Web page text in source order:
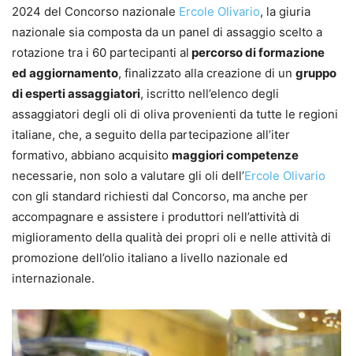
2024 del Concorso nazionale Ercole Olivario, la giuria
nazionale sia composta da un panel di assaggio scelto a
rotazione tra i 60 partecipanti al percorso di formazione
ed aggiornamento, finalizzato alla creazione di un gruppo
di esperti assaggiatori, iscritto nell’elenco degli
assaggiatori degli oli di oliva provenienti da tutte le regioni
italiane, che, a seguito della partecipazione all’iter
formativo, abbiano acquisito maggiori competenze
necessarie, non solo a valutare gli oli dell’Ercole Olivario
con gli standard richiesti dal Concorso, ma anche per
accompagnare e assistere i produttori nell’attività di
miglioramento della qualità dei propri oli e nelle attività di
promozione dell’olio italiano a livello nazionale ed
internazionale.